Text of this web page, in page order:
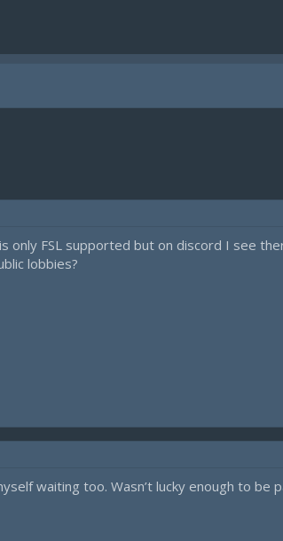
only FSL supported but on discord I see
lobbies?
waiting too. Wasn’t lucky enough to be